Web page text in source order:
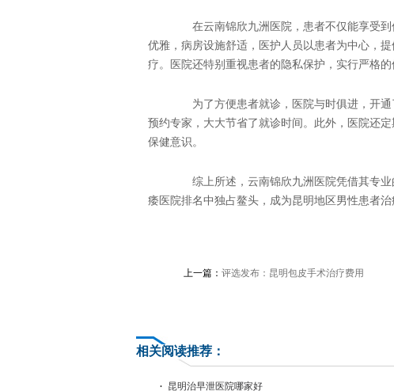
在云南锦欣九洲医院，患者不仅能享受到
优雅，病房设施舒适，医护人员以患者为中心，
疗。医院还特别重视患者的隐私保护，实行严格的
为了方便患者就诊，医院与时俱进，开通
预约专家，大大节省了就诊时间。此外，医院还
保健意识。
综上所述，云南锦欣九洲医院凭借其专业
痿医院排名中独占鳌头，成为昆明地区男性患者
上一篇： 评选发布：昆明包皮手术治疗费用
相关阅读推荐：
昆明治早泄医院哪家好